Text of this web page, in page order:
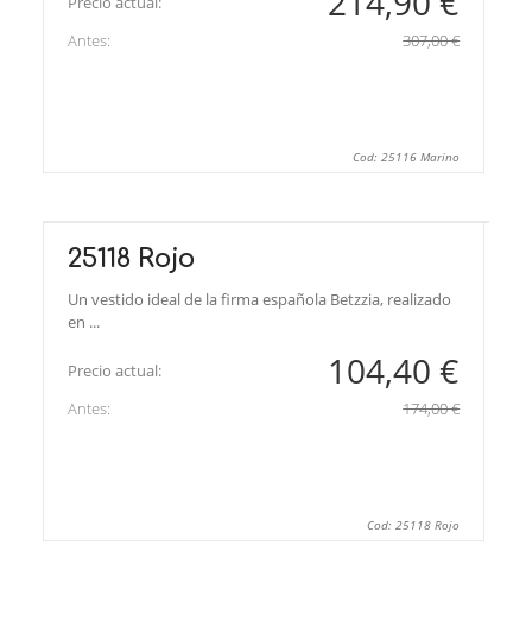
Antes: 307,00 €
Cod: 25116 Marino
25118 Rojo
Un vestido ideal de la firma española Betzzia, realizado
en ...
Precio actual: 104,40 €
Antes: 174,00 €
Cod: 25118 Rojo